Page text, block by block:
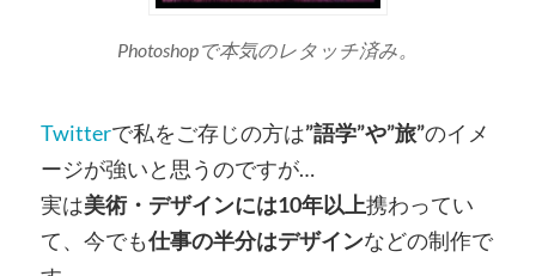
Photoshopで本気のレタッチ済み。
Twitterで私をご存じの方は”語学”や”旅”のイメ
ージが強いと思うのですが…
実は美術・デザインには10年以上携わってい
て、今でも仕事の半分はデザインなどの制作で